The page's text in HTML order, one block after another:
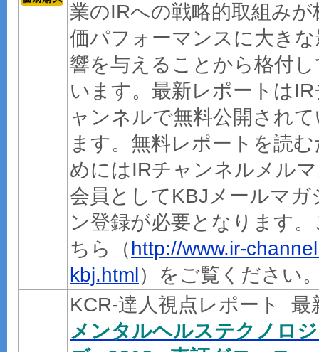
業のIRへの戦略的取組みが
価パフォーマンスに大き
響を与えることから格付
います。最新レポートはIR
ャンネルで無料公開され
ます。無料レポートを読む
めにはIRチャンネルメル
会員としてKBJメールマガ
ン登録が必要となります。
ちら（http://www.ir-
kbj.html）をご覧ください
KCR-達人視点レポート
メンタルヘルステクノロ